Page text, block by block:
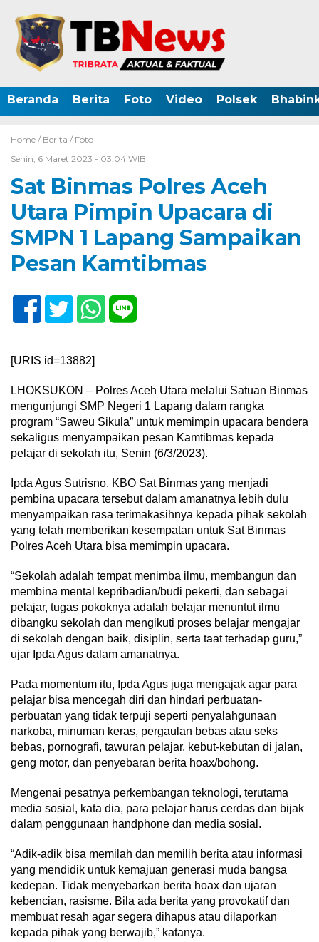
Beranda Berita Foto Video Polsek
Home / Berita / Foto
Senin, 6 Maret 2023 - 03:04 WIB
Sat Binmas Polres Aceh
Utara Pimpin Upacara di
SMPN 1 Lapang Sampaikan
Pesan Kamtibmas
[URIS id=13882]
LHOKSUKON – Polres Aceh Utara melalui Satuan Binmas
mengunjungi SMP Negeri 1 Lapang dalam rangka
program “Saweu Sikula” untuk memimpin upacara bendera
sekaligus menyampaikan pesan Kamtibmas kepada
pelajar di sekolah itu, Senin (6/3/2023).
Ipda Agus Sutrisno, KBO Sat Binmas yang menjadi
pembina upacara tersebut dalam amanatnya lebih dulu
menyampaikan rasa terimakasihnya kepada pihak sekolah
yang telah memberikan kesempatan untuk Sat Binmas
Polres Aceh Utara bisa memimpin upacara.
“Sekolah adalah tempat menimba ilmu, membangun dan
membina mental kepribadian/budi pekerti, dan sebagai
pelajar, tugas pokoknya adalah belajar menuntut ilmu
dibangku sekolah dan mengikuti proses belajar mengajar
di sekolah dengan baik, disiplin, serta taat terhadap guru,”
ujar Ipda Agus dalam amanatnya.
Pada momentum itu, Ipda Agus juga mengajak agar para
pelajar bisa mencegah diri dan hindari perbuatan-
perbuatan yang tidak terpuji seperti penyalahgunaan
narkoba, minuman keras, pergaulan bebas atau seks
bebas, pornografi, tawuran pelajar, kebut-kebutan di jalan,
geng motor, dan penyebaran berita hoax/bohong.
Mengenai pesatnya perkembangan teknologi, terutama
media sosial, kata dia, para pelajar harus cerdas dan bijak
dalam penggunaan handphone dan media sosial.
“Adik-adik bisa memilah dan memilih berita atau informasi
yang mendidik untuk kemajuan generasi muda bangsa
kedepan. Tidak menyebarkan berita hoax dan ujaran
kebencian, rasisme. Bila ada berita yang provokatif dan
membuat resah agar segera dihapus atau dilaporkan
kepada pihak yang berwajib,” katanya.